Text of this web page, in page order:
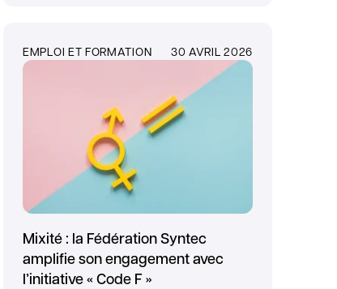
EMPLOI ET FORMATION 30 AVRIL 2026
Mixité : la Fédération Syntec
amplifie son engagement avec
l’initiative « Code F »